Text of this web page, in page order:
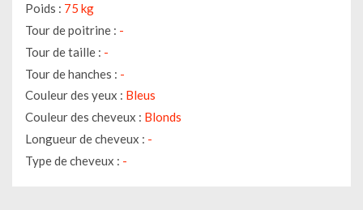
Poids : 75 kg
Tour de poitrine : -
Tour de taille : -
Tour de hanches : -
Couleur des yeux : Bleus
Couleur des cheveux : Blonds
Longueur de cheveux : -
Type de cheveux : -